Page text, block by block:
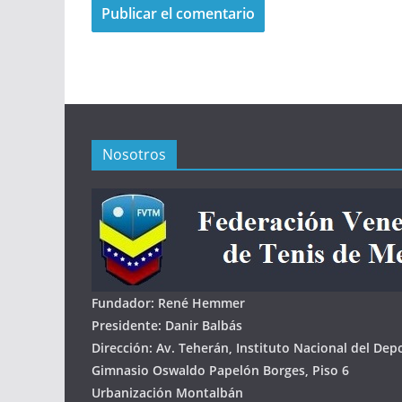
Nosotros
Fundador: René Hemmer
Presidente: Danir Balbás
Dirección: Av. Teherán, Instituto Nacional del
Gimnasio Oswaldo Papelón Borges, Piso 6
Urbanización Montalbán